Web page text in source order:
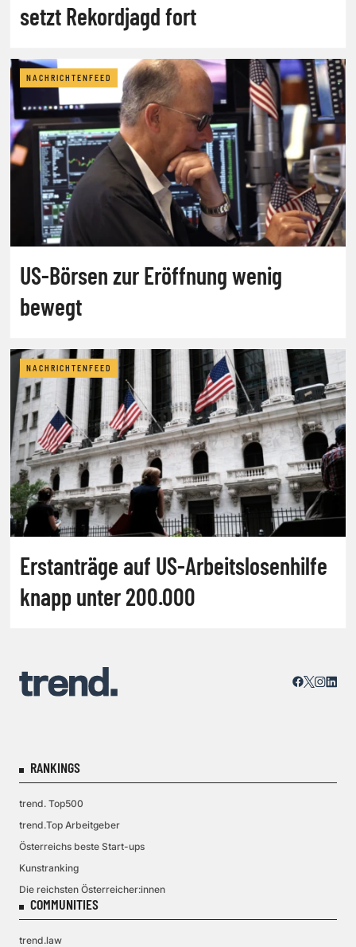
setzt Rekordjagd fort
NACHRICHTENFEED
US-Börsen zur Eröffnung wenig
bewegt
NACHRICHTENFEED
Erstanträge auf US-Arbeitslosenhilfe
knapp unter 200.000
RANKINGS
trend. Top500
trend.Top Arbeitgeber
Österreichs beste Start-ups
Kunstranking
Die reichsten Österreicher:innen
COMMUNITIES
trend.law